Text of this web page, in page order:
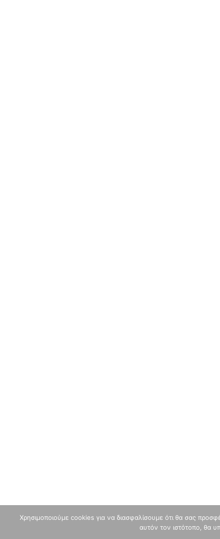
Χρησιμοποιούμε cookies για να διασφαλίσουμε ότι θα σας
αυτόν τον ιστότοπο, θα